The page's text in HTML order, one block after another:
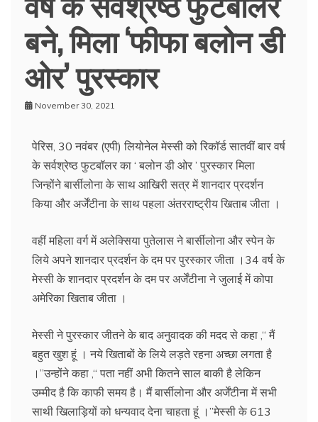
बने, मिला ‘फीफा बलोन डी
ओर’ पुरस्कार
November 30, 2021
पेरिस, 30 नवंबर (एपी) लियोनेल मेस्सी को रिकॉर्ड सातवीं बार वर्ष
के सर्वश्रेष्ठ फुटबॉलर का ‘ बलोन डी ओर ’ पुरस्कार मिला
जिन्होंने बार्सीलोना के साथ आखिरी सत्र में शानदार प्रदर्शन
किया और अर्जेंटीना के साथ पहला अंतरराष्ट्रीय खिताब जीता ।
वहीं महिला वर्ग में अलेक्सिया पुतेलास ने बार्सीलोना और स्पेन के
लिये अपने शानदार प्रदर्शन के दम पर पुरस्कार जीता ।34 वर्ष के
मेस्सी के शानदार प्रदर्शन के दम पर अर्जेंटीना ने जुलाई में कोपा
अमेरिका खिताब जीता ।
मेस्सी ने पुरस्कार जीतने के बाद अनुवादक की मदद से कहा ,‘‘ मैं
बहुत खुश हूं । नये खिताबों के लिये लड़ते रहना अच्छा लगता है
।’’उन्होंने कहा ,‘‘ पता नहीं अभी कितने साल बाकी है लेकिन
उम्मीद है कि काफी समय है। मैं बार्सीलोना और अर्जेंटीना में सभी
साथी खिलाड़ियों को धन्यवाद देना चाहता हूं ।’’मेस्सी के 613